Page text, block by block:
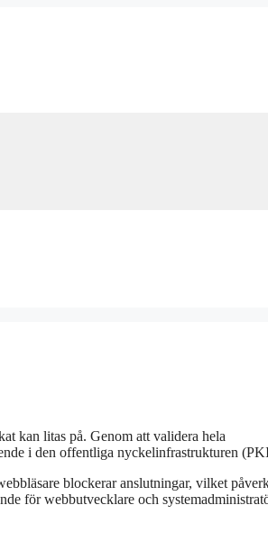
kan litas på. Genom att validera hela
i den offentliga nyckelinfrastrukturen
blockerar anslutningar, vilket
för webbutvecklare och